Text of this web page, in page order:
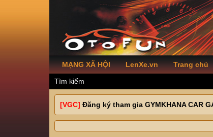
MẠNG XÃ HỘI LenXe.vn Trang chủ
Tìm kiếm
[VGC] Đăng ký tham gia GYMKHANA CAR